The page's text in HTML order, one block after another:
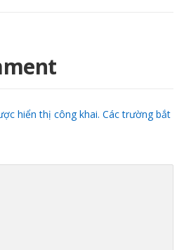
hiển thị công khai. Các trường bắt